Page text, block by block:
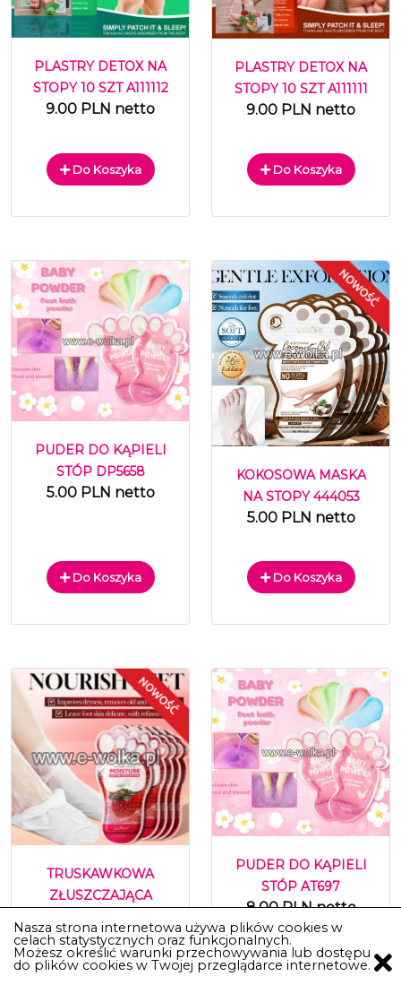
PLASTRY DETOX NA
STOPY 10 SZT A111112
9.00 PLN netto
Do Koszyka
PLASTRY DETOX NA
STOPY 10 SZT A111111
9.00 PLN netto
Do Koszyka
PUDER DO KĄPIELI
STÓP DP5658
5.00 PLN netto
Do Koszyka
KOKOSOWA MASKA
NA STOPY 444053
5.00 PLN netto
Do Koszyka
TRUSKAWKOWA
ZŁUSZCZAJĄCA
444052
5.00 PLN netto
PUDER DO KĄPIELI
STÓP AT697
8.00 PLN netto
Nasza strona internetowa używa plików cookies w
celach statystycznych oraz funkcjonalnych.
Możesz określić warunki przechowywania lub dostępu
do plików cookies w Twojej przeglądarce internetowe.